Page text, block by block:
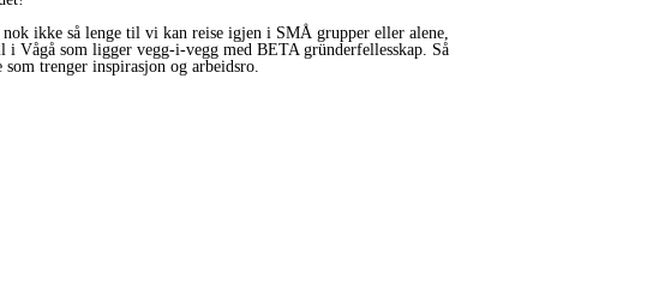
ikke så lenge til vi kan reise igjen i SMÅ grupper eller alene,
Vågå som ligger vegg-i-vegg med BETA gründerfellesskap. Så
trenger inspirasjon og arbeidsro.